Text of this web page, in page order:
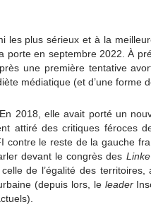
plus sérieux et à la
en septembre 2022. À
une première tentative
médiatique (et d’une forme
2018, elle avait porté un
attiré des critiques féroces
le reste de la gauche
devant le congrès des Linke
de l’égalité des territoires,
(depuis lors, le leader